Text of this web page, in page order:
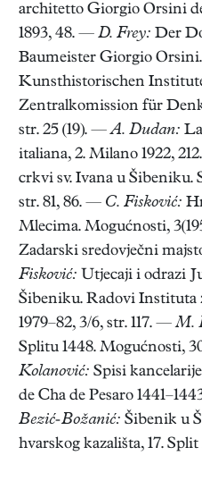
architetto Giorgio Orsini
1893, 48. — D. Frey: Der
Baumeister Giorgio
Kunsthistorischen
Zentralkomission für
str. 25 (19). —A. Dudan:
italiana, 2. Milano 1922,
crkvi sv. Ivana u Šibeniku.
str. 81, 86. — C. Fisković:
Mlecima. Mogućnosti,
Zadarski sredovječni
Fisković: Utjecaji i odrazi
Šibeniku. Radovi Instituta
1979–82, 3/6, str. 117. —M.
Splitu 1448. Mogućnosti,
Kolanović: Spisi
de Cha de Pesaro
Bezić-Božanić: Šibenik u
hvarskog kazališta, 17. Split